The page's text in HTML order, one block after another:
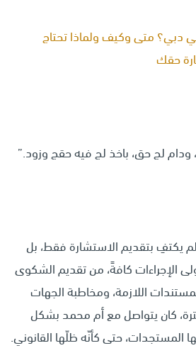
دبي؟ متى وكيف ولماذا تحتاج
حقك
ودام لج حق، باخذ لج فيه حقج وزود.”
لم يكتفِ بتقديم الاستشارة فقط، بل
الإجراءات كافةً، من تقديم الشكوى
اللازمة، ومخاطبة الجهات
كان يتواصل مع أم محمد بشكل
المستجدات، حتى كأنّه ظلّها القانوني.